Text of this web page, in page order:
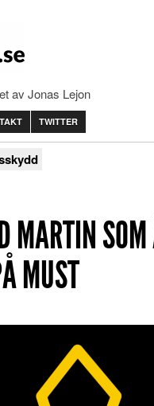
av Jonas Lejon
TWITTER
MARTIN
MUST